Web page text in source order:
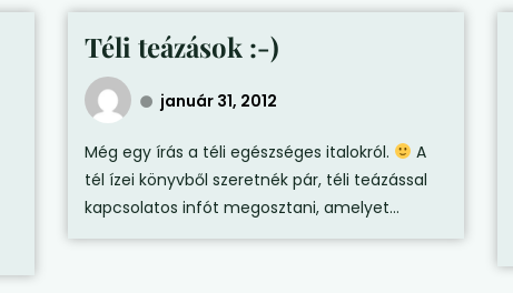
Téli teázások :-)
január 31, 2012
Még egy írás a téli egészséges italokról.
A
tél ízei könyvből szeretnék pár, téli teázással
kapcsolatos infót megosztani, amelyet...